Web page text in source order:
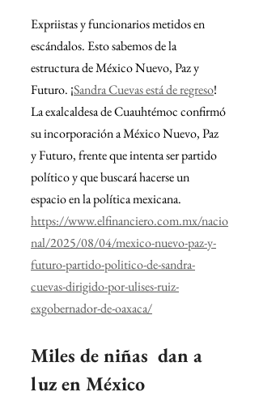
Expriistas y funcionarios metidos en
escándalos. Esto sabemos de la
estructura de México Nuevo, Paz y
Futuro. ¡Sandra Cuevas está de regreso!
La exalcaldesa de Cuauhtémoc confirmó
su incorporación a México Nuevo, Paz
y Futuro, frente que intenta ser partido
político y que buscará hacerse un
espacio en la política mexicana.
https://www.elfinanciero.com.mx/nacio
nal/2025/08/04/mexico-nuevo-paz-y-
futuro-partido-politico-de-sandra-
cuevas-dirigido-por-ulises-ruiz-
exgobernador-de-oaxaca/
Miles de niñas  dan a
luz en México